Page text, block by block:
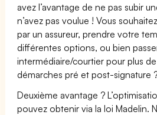
avez l’avantage de ne pas subir
n’avez pas voulue ! Vous
par un assureur, prendre votre
différentes options, ou bien
intermédiaire/courtier pour plus
démarches pré et post-signature
Deuxième avantage ?
pouvez obtenir via la loi Madelin.